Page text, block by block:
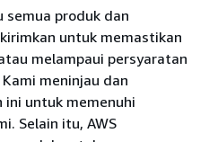
semua produk dan
untuk memastikan
melampaui persyaratan
meninjau dan
ini untuk memenuhi
Selain itu, AWS